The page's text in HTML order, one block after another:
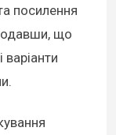
посилення
що